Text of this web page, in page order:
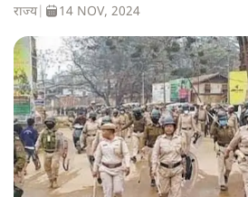
राज्य| 14 NOV, 2024